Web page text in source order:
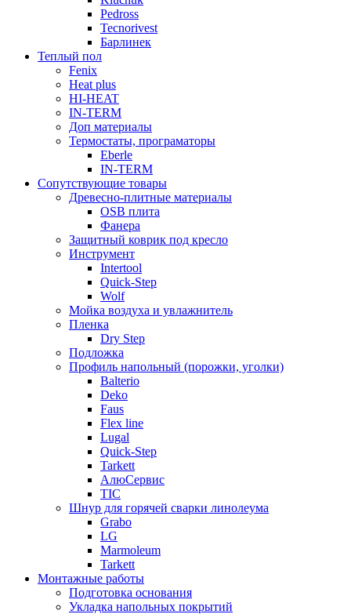
Pedross
Tecnorivest
Барлинек
Теплый пол
Fenix
Heat plus
HI-HEAT
IN-TERM
Доп материалы
Термостаты, програматоры
Eberle
IN-TERM
Сопутствующие товары
Древесно-плитные материалы
OSB плита
Фанера
Защитный коврик под кресло
Инструмент
Intertool
Quick-Step
Wolf
Мойка воздуха и увлажнитель
Пленка
Dry Step
Подложка
Профиль напольный (порожки, уголки)
Balterio
Deko
Faus
Flex line
Lugal
Quick-Step
Tarkett
АлюСервис
ТІС
Шнур для горячей сварки линолеума
Grabo
LG
Marmoleum
Tarkett
Монтажные работы
Подготовка основания
Укладка напольных покрытий